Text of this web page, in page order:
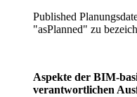
Published
"asPlanned" zu
Aspekte der BIM-
verantwortlichen